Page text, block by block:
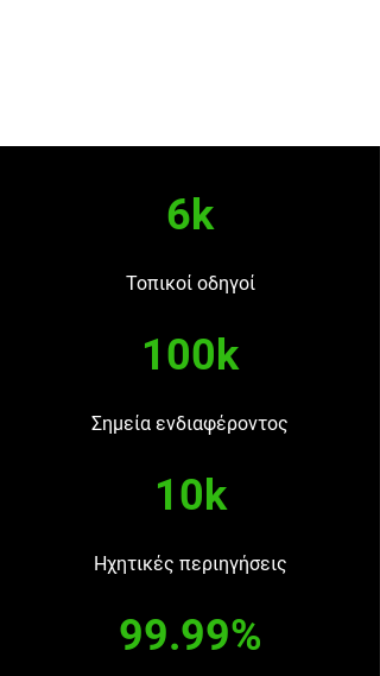
6k
Τοπικοί οδηγοί
100k
Σημεία ενδιαφέροντος
10k
Ηχητικές περιηγήσεις
99.99%